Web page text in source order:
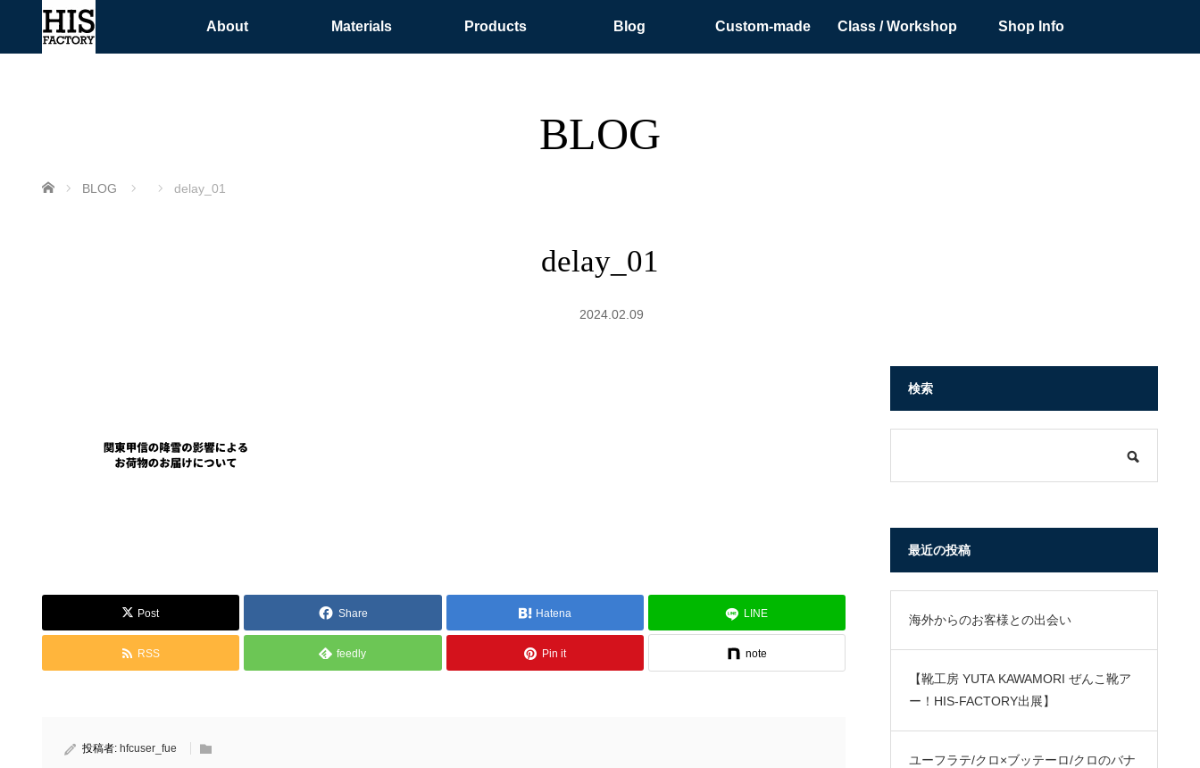
About Materials Products Blog Custom-made Class / Workshop Shop Info
BLOG
ホーム BLOG delay_01
delay_01
2024.02.09
Post Share Hatena LINE
RSS feedly Pin it note
投稿者: hfcuser_fue
検索
最近の投稿
海外からのお客様との出会い
【靴工房 YUTA KAWAMORI ぜんこ靴ア
ー！HIS-FACTORY出展】
ユーフラテ/クロ×ブッテーロ/クロのバナ